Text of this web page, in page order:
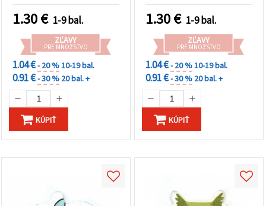
1.30€ 1-9 bal.
ZĽAVY
PRE MNOŽSTVO
1.04 €- 20 %10-19 bal.
0.91 €- 30 % 20 bal. +
KÚPIŤ
dekorácie, sada 10 ks
1.30€ 1-9 bal.
ZĽAVY
PRE MNOŽSTVO
1.04 €- 20 %10-19 bal.
0.91 €- 30 % 20 bal. +
KÚPIŤ